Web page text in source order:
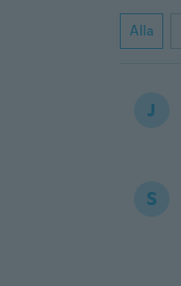
Alla
J
S